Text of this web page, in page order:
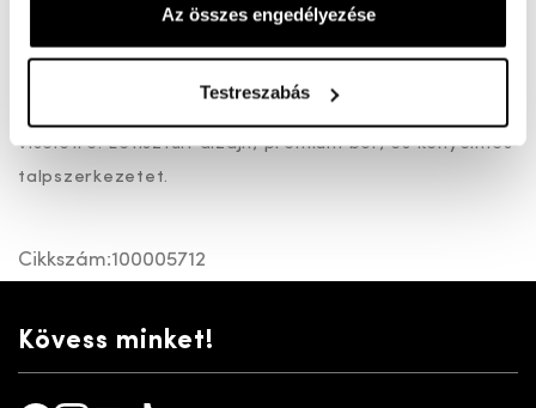
Az összes engedélyezése
Testreszabás
A Stuart bőr felsőrésszel, bőr béléssel készült G bő
elegánsan sportos férfi cipő.Stílusosan ötvözi az
viseletre. Letisztult dizájn, prémium bőr, és kényelmes
talpszerkezetet.
Cikkszám:100005712
Kövess minket!